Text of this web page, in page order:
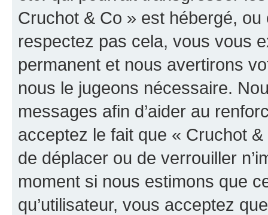
Cruchot & Co » est hébergé,
respectez pas cela, vous vous
permanent et nous avertirons
nous le jugeons nécessaire.
messages afin d’aider au
acceptez le fait que « Cruchot
de déplacer ou de verrouiller
moment si nous estimons que
qu’utilisateur, vous acceptez